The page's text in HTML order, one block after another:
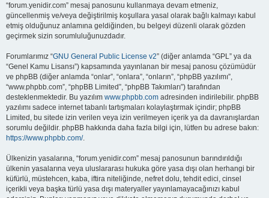
“forum.yenidir.com” mesaj panosunu kullanmaya devam etmeniz,
güncellenmiş ve/veya değiştirilmiş koşullara yasal olarak bağlı kalmayı kabul
etmiş olduğunuz anlamına geldiğinden, bu belgeyi düzenli olarak gözden
geçirmek sizin sorumluluğunuzdadır.
Forumlarımız “GNU General Public License v2” (diğer anlamda “GPL” ya da
“Genel Kamu Lisansı”) kapsamında yayınlanan bir mesaj panosu çözümüdür
ve phpBB (diğer anlamda “onlar”, “onlara”, “onların”, “phpBB yazılımı”,
“www.phpbb.com”, “phpBB Limited”, “phpBB Takımları”) tarafından
desteklenmektedir. Bu yazılım www.phpbb.com adresinden indirilebilir. phpBB
yazılımı sadece internet tabanlı tartışmaları kolaylaştırmak içindir; phpBB
Limited, bu sitede izin verilen veya izin verilmeyen içerik ya da davranışlardan
sorumlu değildir. phpBB hakkında daha fazla bilgi için, lütfen bu adrese bakın:
https://www.phpbb.com/.
Ülkenizin yasalarına, “forum.yenidir.com” mesaj panosunun barındırıldığı
ülkenin yasalarına veya uluslararası hukuka göre yasa dışı olan herhangi bir
küfürlü, müstehcen, kaba, iftira niteliğinde, nefret dolu, tehdit edici, cinsel
içerikli veya başka türlü yasa dışı materyaller yayınlamayacağınızı kabul